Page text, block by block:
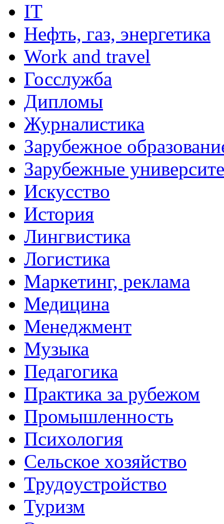
IT
Нефть, газ, энергетика
Work and travel
Госслужба
Дипломы
Журналистика
Зарубежное
Зарубежные
Искусство
История
Лингвистика
Логистика
Маркетинг, реклама
Медицина
Менеджмент
Музыка
Педагогика
Практика за рубежом
Промышленность
Психология
Сельское хозяйство
Трудоустройство
Туризм